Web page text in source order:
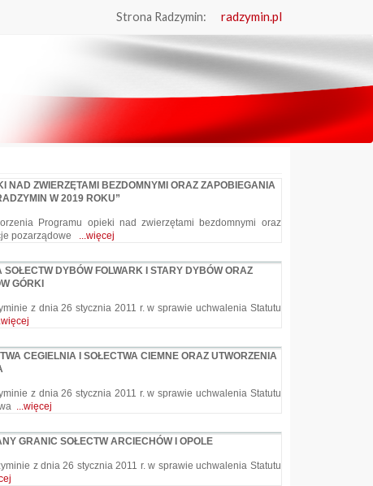
Strona Radzymin: radzymin.pl
NAD ZWIERZĘTAMI BEZDOMNYMI ORAZ ZAPOBIEGANIA
W 2019 ROKU”
Programu opieki nad zwierzętami bezdomnymi oraz
pozarządowe
...więcej
DYBÓW FOLWARK I STARY DYBÓW ORAZ
GÓRKI
z dnia 26 stycznia 2011 r. w sprawie uchwalenia Statutu
CEGIELNIA I SOŁECTWA CIEMNE ORAZ UTWORZENIA
z dnia 26 stycznia 2011 r. w sprawie uchwalenia Statutu
...więcej
GRANIC SOŁECTW ARCIECHÓW I OPOLE
z dnia 26 stycznia 2011 r. w sprawie uchwalenia Statutu